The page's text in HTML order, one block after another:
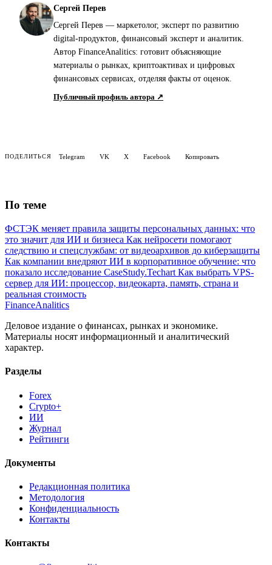
Сергей Перев
Сергей Перев — маркетолог, эксперт по развитию
digital-продуктов, финансовый эксперт и аналитик.
Автор FinanceAnalitics: готовит объясняющие
материалы о рынках, криптоактивах и цифровых
финансовых сервисах, отделяя факты от оценок.
Публичный профиль автора ↗
ПОДЕЛИТЬСЯ Telegram VK X Facebook Копировать
По теме
ФСТЭК меняет правила защиты персональных данных: что
это значит для ИИ и бизнеса Как нейросети помогают
следствию и спецслужбам: от видеоархивов до киберзащиты
Как компании внедряют ИИ в корпоративное обучение: что
показало исследование CaseStudy.Techart Как выбрать VPS-
сервер для ИИ: процессор, видеокарта, память, страна и
реальная стоимость
FinanceAnalitics
Деловое издание о финансах, рынках и экономике.
Материалы носят информационный и аналитический
характер.
Разделы
Forex
Crypto+
ИИ
Журнал
Рейтинги
Документы
Редакционная политика
Методология
Конфиденциальность
Контакты
Контакты